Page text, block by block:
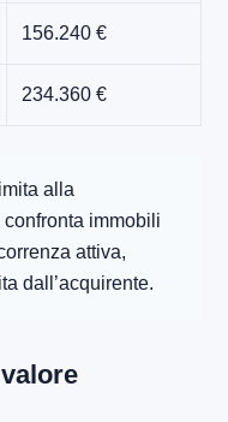
156.240 €
234.360 €
alla
immobili
attiva,
dall’acquirente.